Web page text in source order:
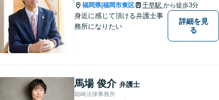
福岡県|福岡市東区 千早駅 から徒歩3分
身近に感じて頂ける弁護士事
務所になりたい
詳細を見
る
馬場 俊介 弁護士
箱崎法律事務所